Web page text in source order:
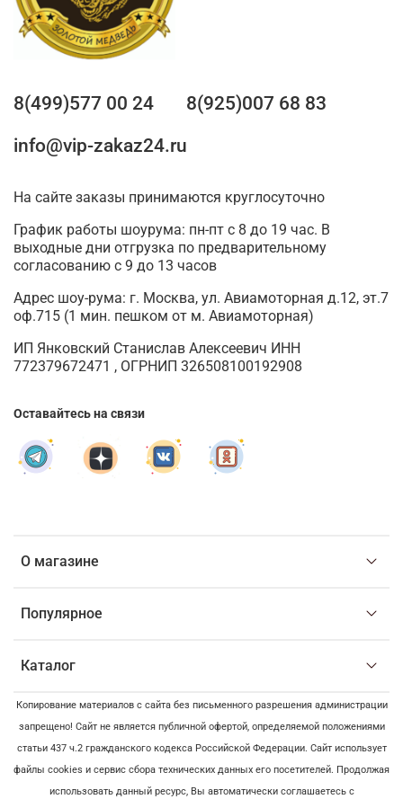
О магазине
Популярное
Каталог
8(499)577 00 24
8(925)007 68 83
info@vip-zakaz24.ru
На сайте заказы принимаются круглосуточно
График работы шоурума: пн-пт с 8 до 19 час. В
выходные дни отгрузка по предварительному
согласованию с 9 до 13 часов
Адрес шоу-рума: г. Москва, ул. Авиамоторная д.12, эт.7
оф.715 (1 мин. пешком от м. Авиамоторная)
ИП Янковский Станислав Алексеевич ИНН
772379672471 , ОГРНИП 326508100192908
Оставайтесь на связи
Копирование материалов с сайта без письменного разрешения администрации
запрещено! Сайт не является публичной офертой, определяемой положениями
статьи 437 ч.2 гражданского кодекса Российской Федерации. Сайт использует
файлы cookies и сервис сбора технических данных его посетителей. Продолжая
использовать данный ресурс, Вы автоматически соглашаетесь с